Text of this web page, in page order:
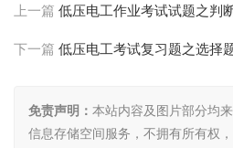
上一篇 低压电工作业考试试题之判
下一篇 低压电工考试复习题之选择
免责声明： 本站内容及图片部分均
信息存储空间服务，不拥有所有权